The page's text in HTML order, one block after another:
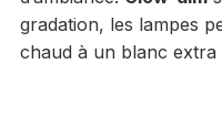
gradation, les lampes
chaud à un blanc